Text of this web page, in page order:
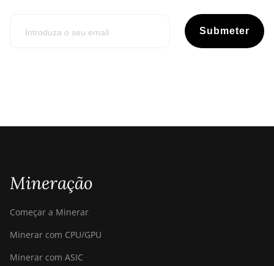
Submeter
Mineração
Começar a Minerar
Minerar com CPU/GPU
Minerar com ASIC